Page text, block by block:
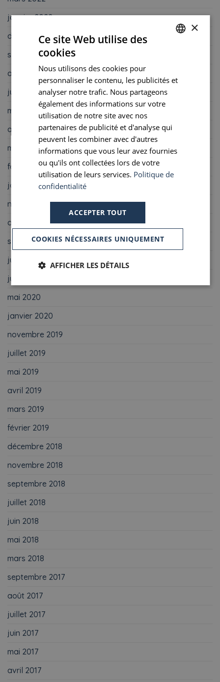
janvier 2022
décembre 2021
septembre 2021
août 2021
juin 2021
mai 2021
avril 2021
mars 2021
février 2021
janvier 2021
novembre 2020
octobre 2020
septembre 2020
juillet 2020
juin 2020
mai 2020
janvier 2020
novembre 2019
juillet 2019
mai 2019
avril 2019
mars 2019
février 2019
décembre 2018
novembre 2018
septembre 2018
juillet 2018
juin 2018
mai 2018
mars 2018
septembre 2017
août 2017
juillet 2017
juin 2017
mai 2017
avril 2017
SPANISH
×
Ce site Web utilise des
cookies
Nous utilisons des cookies pour
personnaliser le contenu, les publicités et
analyser notre trafic. Nous partageons
également des informations sur votre
utilisation de notre site avec nos
partenaires de publicité et d'analyse qui
peuvent les combiner avec d'autres
informations que vous leur avez fournies
ou qu'ils ont collectées lors de votre
utilisation de leurs services. Politique de
confidentialité
ACCEPTER TOUT
COOKIES NÉCESSAIRES UNIQUEMENT
AFFICHER LES DÉTAILS